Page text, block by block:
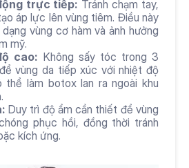
trực tiếp: Tránh chạm tay,
áp lực lên vùng tiêm. Điều này
vùng cơ hàm và ảnh hưởng
mỹ.
cao: Không sấy tóc trong 3
vùng da tiếp xúc với nhiệt độ
làm botox lan ra ngoài khu
Duy trì độ ẩm cần thiết để vùng
phục hồi, đồng thời tránh
kích ứng.